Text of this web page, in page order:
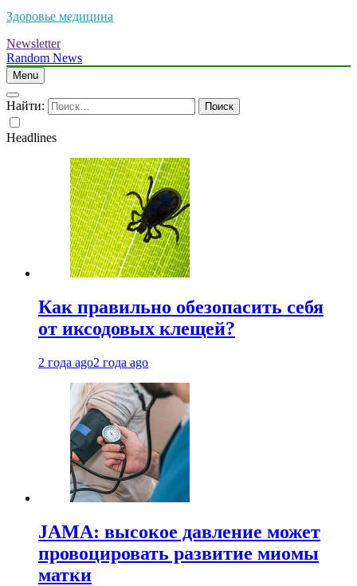
Здоровье медицина
Newsletter
Random News
Menu
Найти:
Headlines
Как правильно обезопасить себя
от иксодовых клещей?
2 года ago2 года ago
JAMA: высокое давление может
провоцировать развитие миомы
матки